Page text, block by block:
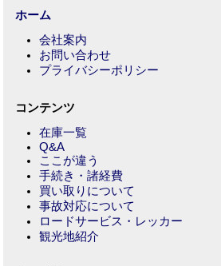
ホーム
会社案内
お問い合わせ
プライバシーポリシー
コンテンツ
在庫一覧
Q&A
ここが違う
手続き・諸経費
買い取りについて
事故対応について
ロードサービス・レッカー
観光地紹介